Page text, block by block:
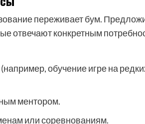
переживает бум.
отвечают конкретным
обучение игре на
ментором.
или соревнованиям.